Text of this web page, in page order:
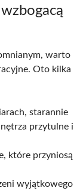
warto
Oto kilka
starannie
przytulne i
które przyniosą
wyjątkowego